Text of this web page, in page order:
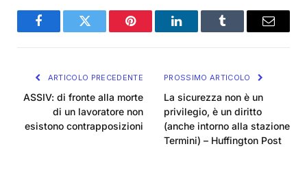
FacebookTwitter Pinterest LinkedInTumblr Email
ARTICOLO PRECEDENTE
ASSIV: di fronte alla morte
di un lavoratore non
esistono contrapposizioni
PROSSIMO ARTICOLO
La sicurezza non è un
privilegio, è un diritto
(anche intorno alla stazione
Termini) – Huffington Post